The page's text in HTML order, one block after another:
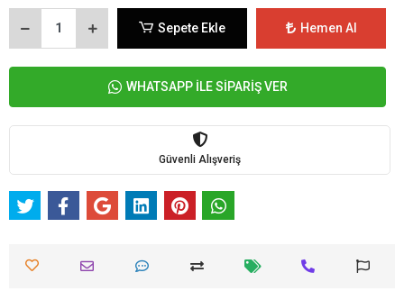
Sepete Ekle Hemen Al
WHATSAPP İLE SİPARİŞ VER
Güvenli Alışveriş